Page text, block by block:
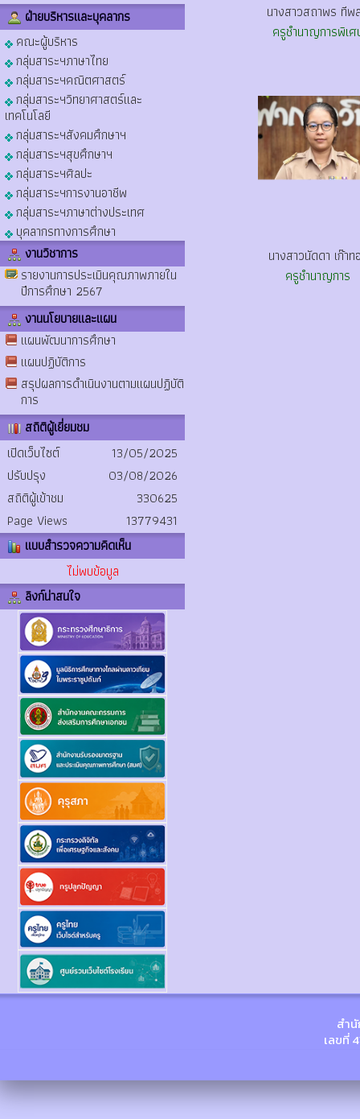
ฝ่ายบริหารและบุคลากร
คณะผู้บริหาร
กลุ่มสาระฯภาษาไทย
กลุ่มสาระฯคณิตศาสตร์
กลุ่มสาระฯวิทยาศาสตร์และ
เทคโนโลยี
กลุ่มสาระฯสังคมศึกษาฯ
กลุ่มสาระฯสุขศึกษาฯ
กลุ่มสาระฯศิลปะ
กลุ่มสาระฯการงานอาชีพ
กลุ่มสาระฯภาษาต่างประเทศ
บุคลากรทางการศึกษา
งานวิชาการ
รายงานการประเมินคุณภาพภายใน
ปีการศึกษา 2567
งานนโยบายและแผน
แผนพัฒนาการศึกษา
แผนปฏิบัติการ
สรุปผลการดำเนินงานตามแผนปฏิบัติ
การ
สถิติผู้เยี่ยมชม
เปิดเว็บไซต์
13/05/2025
ปรับปรุง
03/08/2026
สถิติผู้เข้าชม
330625
Page Views
13779431
แบบสำรวจความคิดเห็น
ไม่พบข้อมูล
ลิงก์น่าสนใจ
นางสาวสถาพร ทีพ
ครูชำนาญการพิเ
นางสาวนัดดา เก๊าท
ครูชำนาญการ
สำ
เลขที่